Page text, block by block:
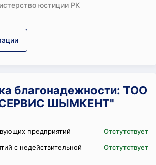
юстиции РК
благонадежности: ТОО
ШЫМКЕНТ"
предприятий
Отстутствует
с недействительной
Отстутствует